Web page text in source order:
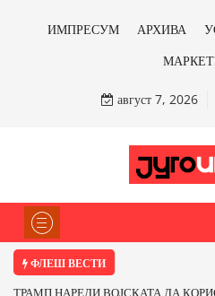
ИМПРЕСУМ АРХИВА
август 7, 2026
ФЛЕШ ВЕСТИ
НАРЕДИ ВОЈСКАТА ДА КОРИСТИ